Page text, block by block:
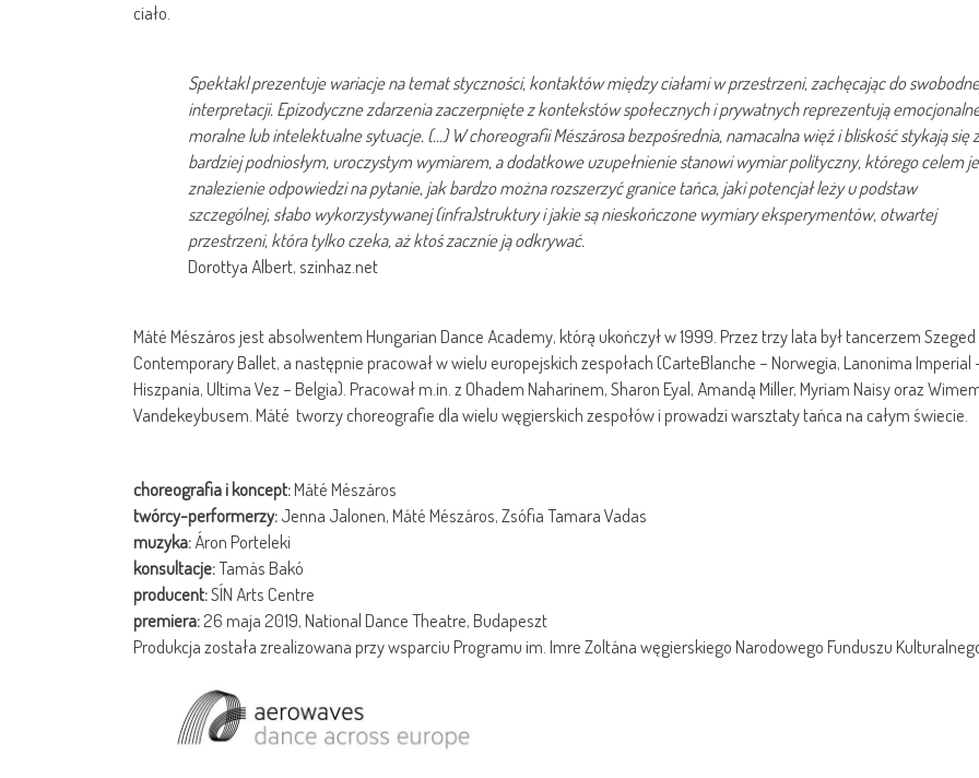
ciało.
Spektakl prezentuje wariacje na temat styczności, kontaktów między ciałami w przestrzeni, zachęcając do
interpretacji. Epizodyczne zdarzenia zaczerpnięte zkontekstów społecznych i prywatnych reprezentują
moralne lub intelektualne sytuacje. (…) W choreografii Mészárosa bezpośrednia, namacalna więź i bliskość stykają się z
bardziej podniosłym, uroczystym wymiarem, a dodatkowe uzupełnienie stanowi wymiar polityczny, którego celem
znalezienie odpowiedzi na pytanie, jak bardzo można rozszerzyć granice tańca, jaki potencjał leży u podstaw
szczególnej, słabo wykorzystywanej (infra)struktury i jakie są nieskończone wymiary eksperymentów, otwartej
przestrzeni, która tylko czeka, aż ktoś zacznie ją odkrywać.
Dorottya Albert, szinhaz.net
Máté Mészáros jest absolwentem Hungarian Dance Academy, którą ukończył w 1999. Przez trzy lata był tancerzem Szeged
Contemporary Ballet, a następnie pracował w wielu europejskich zespołach (CarteBlanche – Norwegia, Lanonima Imperial
Hiszpania, Ultima Vez – Belgia). Pracował m.in. z Ohadem Naharinem, Sharon Eyal, Amandą Miller, Myriam Naisy oraz
Vandekeybusem. Máté tworzy choreografie dla wielu węgierskich zespołów i prowadzi warsztaty tańca na całym świecie.
choreografia i koncept:Máté Mészáros
twórcy-performerzy:Jenna Jalonen, Máté Mészáros, Zsófia Tamara Vadas
muzyka:Áron Porteleki
konsultacje:Tamás Bakó
producent:SÍN Arts Centre
premiera:26 maja 2019, National Dance Theatre, Budapeszt
Produkcja została zrealizowana przy wsparciu Programu im. Imre Zoltána węgierskiego Narodowego Funduszu